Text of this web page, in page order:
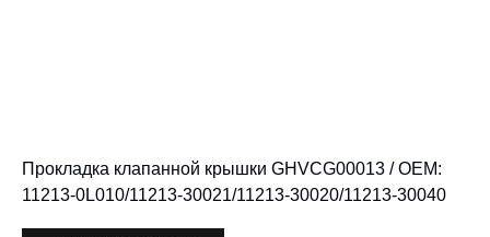
Прокладка клапанной крышки GHVCG00013 / OEM:
11213-0L010/11213-30021/11213-30020/11213-30040